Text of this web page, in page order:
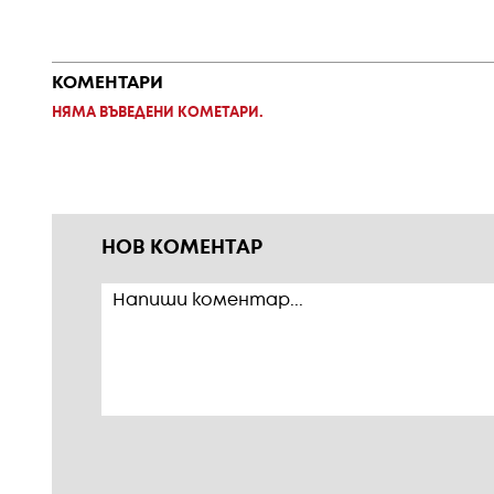
КОМЕНТАРИ
НЯМА ВЪВЕДЕНИ КОМЕТАРИ.
НОВ КОМЕНТАР